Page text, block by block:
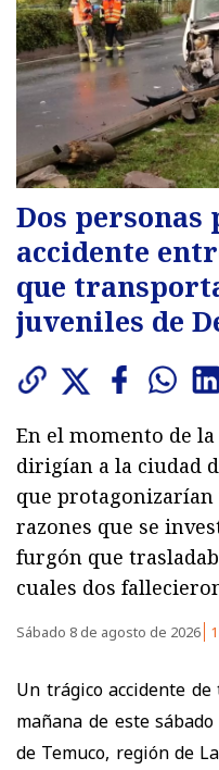
Dos
accidente
que
juveniles de
En el momento de
dirigían a la ciudad
que
razones que se
furgón que
cuales dos
Sábado 8 de agosto de 2026
Un trágico accidente
mañana de este
de Temuco, región de